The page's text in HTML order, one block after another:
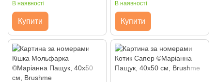
В наявності
Купити
В наявності
Купити